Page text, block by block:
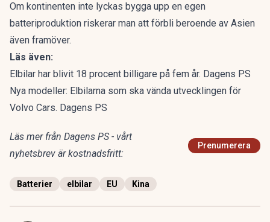
Om kontinenten inte lyckas bygga upp en egen
batteriproduktion riskerar man att förbli beroende av Asien
även framöver.
Läs även:
Elbilar har blivit 18 procent billigare på fem år. Dagens PS
Nya modeller: Elbilarna som ska vända utvecklingen för
Volvo Cars. Dagens PS
Läs mer från Dagens PS - vårt
nyhetsbrev är kostnadsfritt:
Prenumerera
Batterier elbilar EU Kina